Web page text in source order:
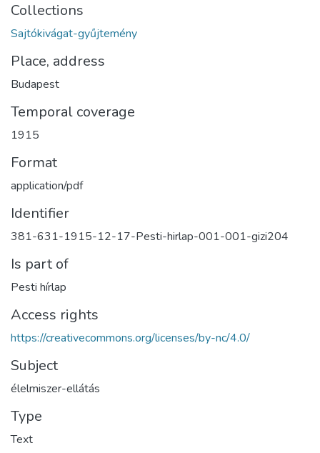
Collections
Sajtókivágat-gyűjtemény
Place, address
Budapest
Temporal coverage
1915
Format
application/pdf
Identifier
381-631-1915-12-17-Pesti-hirlap-001-001-gizi204
Is part of
Pesti hírlap
Access rights
https://creativecommons.org/licenses/by-nc/4.0/
Subject
élelmiszer-ellátás
Type
Text